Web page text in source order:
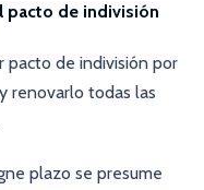
pacto de indivisión
pacto de indivisión por
renovarlo todas las
plazo se presume